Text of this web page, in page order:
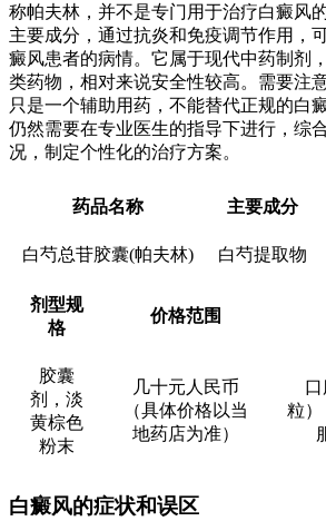
称帕夫林，并不是专门用于治疗白癜风
主要成分，通过抗炎和免疫调节作用，
癜风患者的病情。它属于现代中药制剂
类药物，相对来说安全性较高。需要注
只是一个辅助用药，不能替代正规的白
仍然需要在专业医生的指导下进行，综
况，制定个性化的治疗方案。
药品名称 主要成分
白芍总苷胶囊(帕夫林) 白芍提取物
剂型规
格
价格范围
胶囊
剂，淡
黄棕色
粉末
几十元人民币
（具体价格以当
地药店为准）
粒）
白癜风的症状和误区